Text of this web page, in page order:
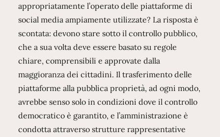
appropriatamente l’operato delle piattaforme di
social media ampiamente utilizzate? La risposta è
scontata: devono stare sotto il controllo pubblico,
che a sua volta deve essere basato su regole
chiare, comprensibili e approvate dalla
maggioranza dei cittadini. Il trasferimento delle
piattaforme alla pubblica proprietà, ad ogni modo,
avrebbe senso solo in condizioni dove il controllo
democratico è garantito, e l’amministrazione è
condotta attraverso strutture rappresentative